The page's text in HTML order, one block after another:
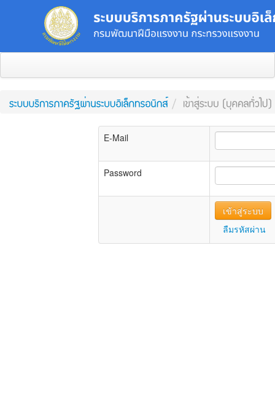
E-Mail
Password
ลืมรหัสผ่าน